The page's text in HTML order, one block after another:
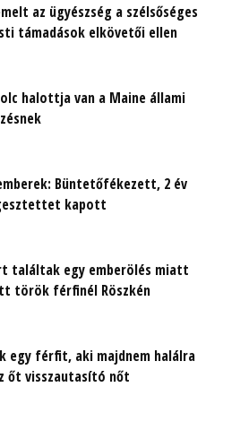
az ügyészség a szélsőséges
támadások elkövetői ellen
halottja van a Maine állami
Büntetőfékezett, 2 év
kapott
találtak egy emberölés miatt
török férfinél Röszkén
egy férfit, aki majdnem halálra
őt visszautasító nőt